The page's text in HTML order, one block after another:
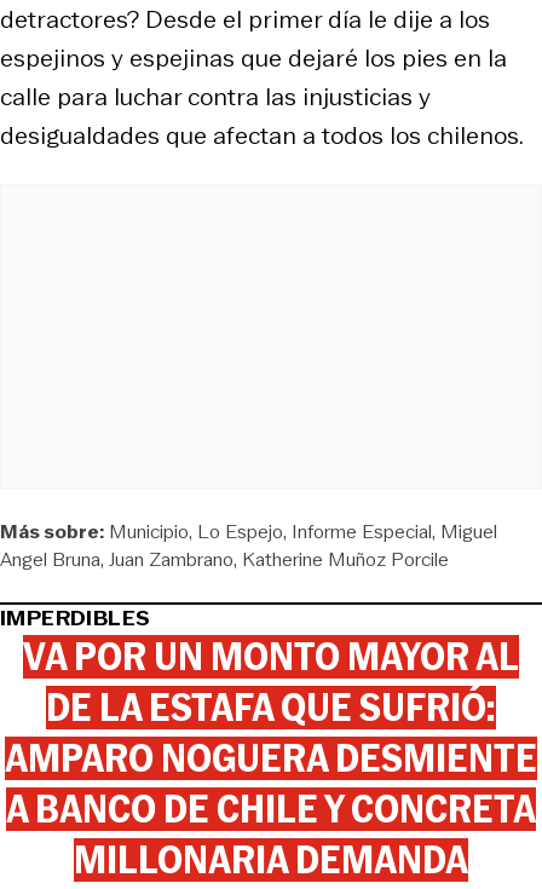
detractores? Desde el primer día le dije a los
espejinos y espejinas que dejaré los pies en la
calle para luchar contra las injusticias y
desigualdades que afectan a todos los chilenos.
Más sobre: Municipio Lo Espejo Informe Especial Miguel
Angel Bruna Juan Zambrano Katherine Muñoz Porcile
IMPERDIBLES
VA POR UN MONTO MAYOR AL
DE LA ESTAFA QUE SUFRIÓ:
AMPARO NOGUERA DESMIENTE
A BANCO DE CHILE Y CONCRETA
MILLONARIA DEMANDA